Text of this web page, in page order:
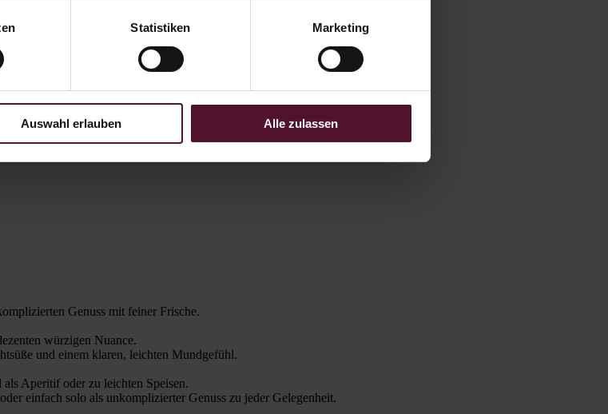
Statistiken Marketing
Auswahl erlauben Alle zulassen
Genuss mit feiner Frische.
würzigen Nuance.
und einem klaren, leichten Mundgefühl.
Aperitif oder zu leichten Speisen.
einfach solo als unkomplizierter Genuss zu jeder Gelegenheit.